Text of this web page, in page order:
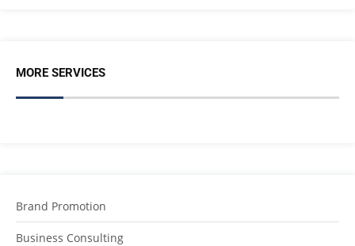
MORE SERVICES
Brand Promotion
Business Consulting